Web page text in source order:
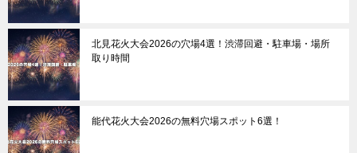
北見花火大会2026の穴場4選！渋滞回避・駐車場・場所
取り時間
能代花火大会2026の無料穴場スポット6選！